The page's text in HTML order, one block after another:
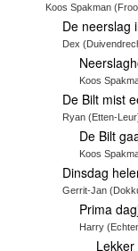
Koos Spakman
De neerslag
Dex
Koos
De Bilt mist
Ryan (Etten-
De Bilt
Koos
Dinsdag
Gerrit-Jan
Prima
Harry